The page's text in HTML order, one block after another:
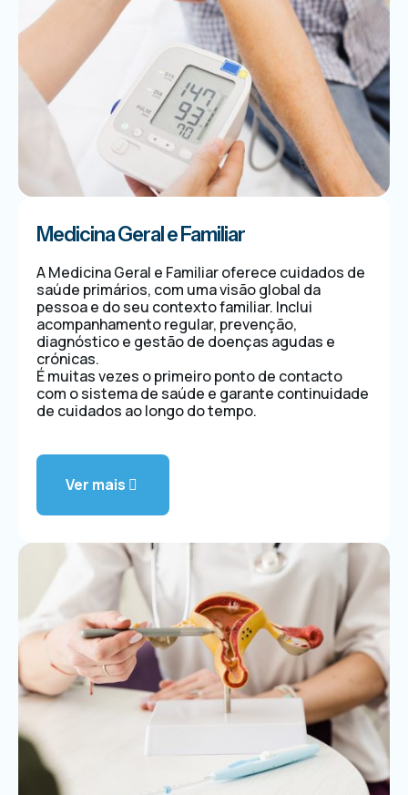
Ver mais
Medicina Geral e Familiar
A Medicina Geral e Familiar oferece cuidados de
saúde primários, com uma visão global da
pessoa e do seu contexto familiar. Inclui
acompanhamento regular, prevenção,
diagnóstico e gestão de doenças agudas e
crónicas.
É muitas vezes o primeiro ponto de contacto
com o sistema de saúde e garante continuidade
de cuidados ao longo do tempo.